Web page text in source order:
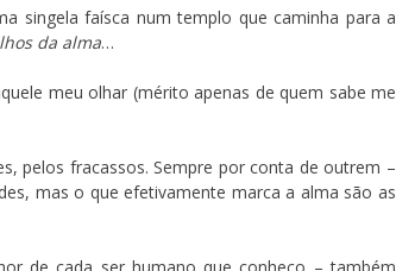
singela faísca num templo que caminha para a
da alma…
meu olhar (mérito apenas de quem sabe me
pelos fracassos. Sempre por conta de outrem –
mas o que efetivamente marca a alma são as